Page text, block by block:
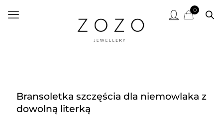
0
Bransoletka szczęścia dla niemowlaka z
dowolną literką